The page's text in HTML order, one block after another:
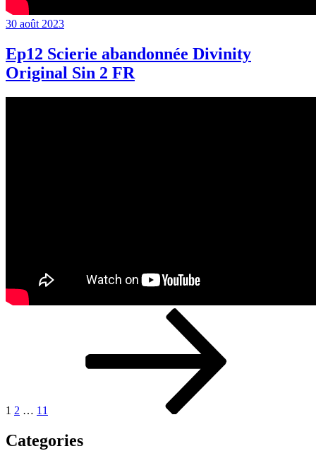
Publié
30 août 2023
Ep12 Scierie abandonnée Divinity
Original Sin 2 FR
publications
1 2 … 11
Categories